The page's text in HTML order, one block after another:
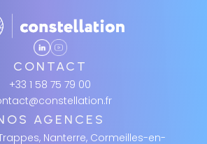
CONTACT
+33 1 58 75 79 00
AGENCES
Nanterre, Cormeilles-en-